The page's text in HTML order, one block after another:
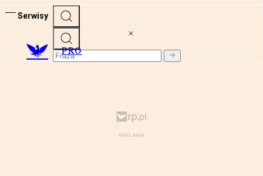
Serwisy
PRO